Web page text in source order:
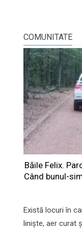
COMUNITATE
Băile Felix.
Când bunul-
Există locuri în
liniște, aer curat